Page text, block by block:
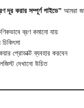
দূর করার সম্পূর্ণ গাইডে” আমরা
ব্রণ কমানো যায়
প্রোডাক্ট ব্যবহার করবেন
দেখানো উচিত